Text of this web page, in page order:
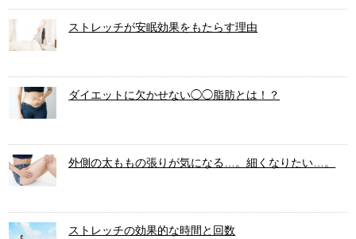
ストレッチが安眠効果をもたらす理由
ダイエットに欠かせない◯◯脂肪とは！？
外側の太ももの張りが気になる…。細くなりたい…。
ストレッチの効果的な時間と回数